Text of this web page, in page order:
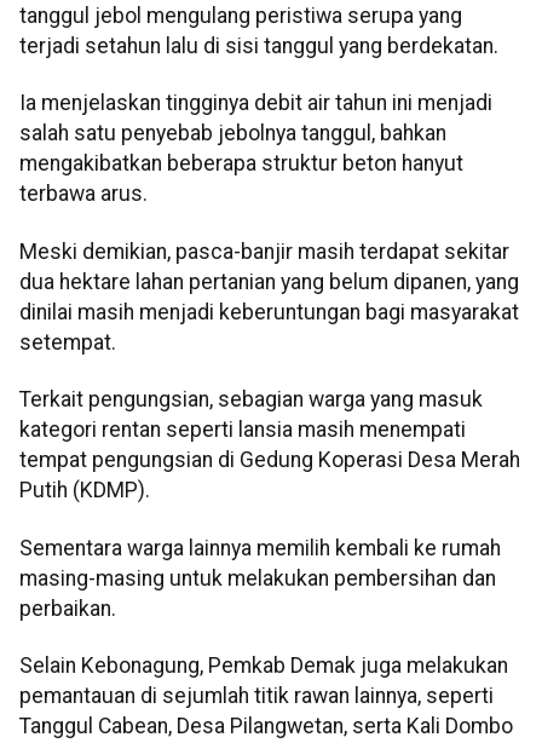
tanggul jebol mengulang peristiwa serupa yang
terjadi setahun lalu di sisi tanggul yang berdekatan.
Ia menjelaskan tingginya debit air tahun ini menjadi
salah satu penyebab jebolnya tanggul, bahkan
mengakibatkan beberapa struktur beton hanyut
terbawa arus.
Meski demikian, pasca-banjir masih terdapat sekitar
dua hektare lahan pertanian yang belum dipanen, yang
dinilai masih menjadi keberuntungan bagi masyarakat
setempat.
Terkait pengungsian, sebagian warga yang masuk
kategori rentan seperti lansia masih menempati
tempat pengungsian di Gedung Koperasi Desa Merah
Putih (KDMP).
Sementara warga lainnya memilih kembali ke rumah
masing-masing untuk melakukan pembersihan dan
perbaikan.
Selain Kebonagung, Pemkab Demak juga melakukan
pemantauan di sejumlah titik rawan lainnya, seperti
Tanggul Cabean, Desa Pilangwetan, serta Kali Dombo